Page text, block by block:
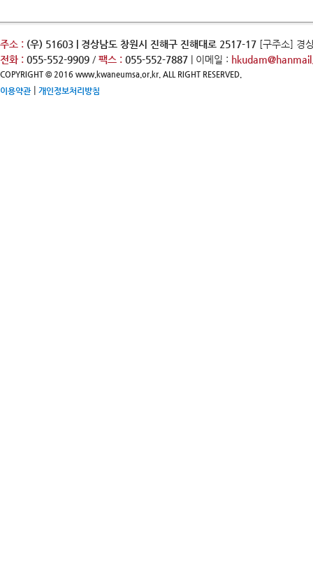
주소 : (우) 51603 | 경상남도 창원시 진해구 진해대로 2517-17 [구주소] 경
전화 : 055-552-9909 / 팩스 : 055-552-7887 | 이메일 :
COPYRIGHT © 2016 www.kwaneumsa.or.kr. ALL RIGHT RESERVED.
이용약관| 개인정보처리방침